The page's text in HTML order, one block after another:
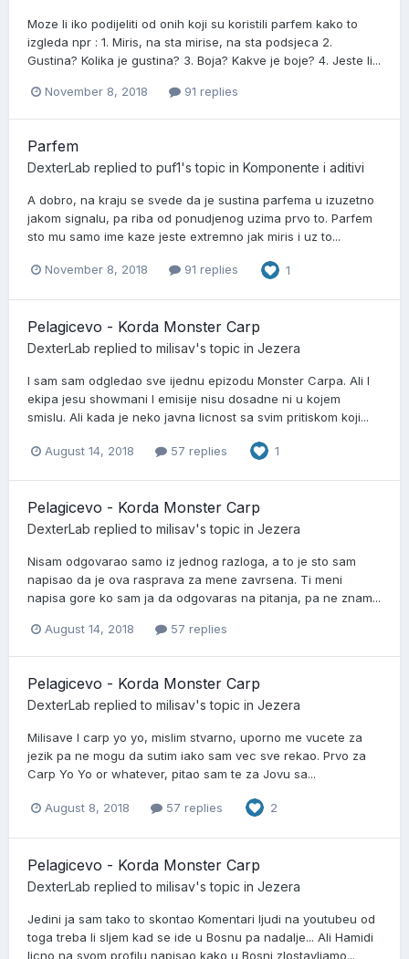
Moze li iko podijeliti od onih koji su koristili parfem kako to
izgleda npr : 1. Miris, na sta mirise, na sta podsjeca 2.
Gustina? Kolika je gustina? 3. Boja? Kakve je boje? 4. Jeste li...
November 8, 2018 91 replies
Parfem
DexterLab replied to puf1's topic in Komponente i aditivi
A dobro, na kraju se svede da je sustina parfema u izuzetno
jakom signalu, pa riba od ponudjenog uzima prvo to. Parfem
sto mu samo ime kaze jeste extremno jak miris i uz to...
November 8, 2018 91 replies 1
Pelagicevo - Korda Monster Carp
DexterLab replied to milisav's topic in Jezera
I sam sam odgledao sve ijednu epizodu Monster Carpa. Ali I
ekipa jesu showmani I emisije nisu dosadne ni u kojem
smislu. Ali kada je neko javna licnost sa svim pritiskom koji...
August 14, 2018 57 replies 1
Pelagicevo - Korda Monster Carp
DexterLab replied to milisav's topic in Jezera
Nisam odgovarao samo iz jednog razloga, a to je sto sam
napisao da je ova rasprava za mene zavrsena. Ti meni
napisa gore ko sam ja da odgovaras na pitanja, pa ne znam...
August 14, 2018 57 replies
Pelagicevo - Korda Monster Carp
DexterLab replied to milisav's topic in Jezera
Milisave I carp yo yo, mislim stvarno, uporno me vucete za
jezik pa ne mogu da sutim iako sam vec sve rekao. Prvo za
Carp Yo Yo or whatever, pitao sam te za Jovu sa...
August 8, 2018 57 replies 2
Pelagicevo - Korda Monster Carp
DexterLab replied to milisav's topic in Jezera
Jedini ja sam tako to skontao Komentari ljudi na youtubeu od
toga treba li sljem kad se ide u Bosnu pa nadalje... Ali Hamidi
licno na svom profilu napisao kako u Bosni zlostavljamo...